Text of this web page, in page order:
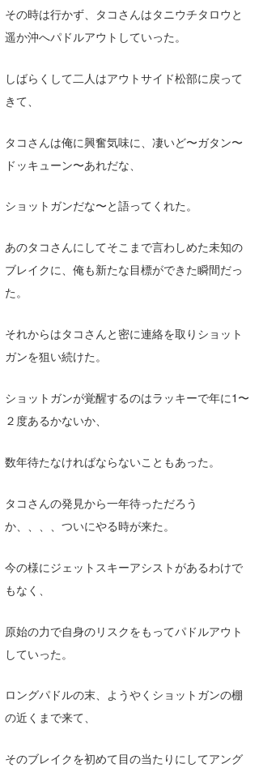
その時は行かず、タコさんはタニウチタロウと
遥か沖へパドルアウトしていった。
しばらくして二人はアウトサイド松部に戻って
きて、
タコさんは俺に興奮気味に、凄いど〜ガタン〜
ドッキューン〜あれだな、
ショットガンだな〜と語ってくれた。
あのタコさんにしてそこまで言わしめた未知の
ブレイクに、俺も新たな目標ができた瞬間だっ
た。
それからはタコさんと密に連絡を取りショット
ガンを狙い続けた。
ショットガンが覚醒するのはラッキーで年に1〜
２度あるかないか、
数年待たなければならないこともあった。
タコさんの発見から一年待っただろう
か、、、、ついにやる時が来た。
今の様にジェットスキーアシストがあるわけで
もなく、
原始の力で自身のリスクをもってパドルアウト
していった。
ロングパドルの末、ようやくショットガンの棚
の近くまで来て、
そのブレイクを初めて目の当たりにしてアング